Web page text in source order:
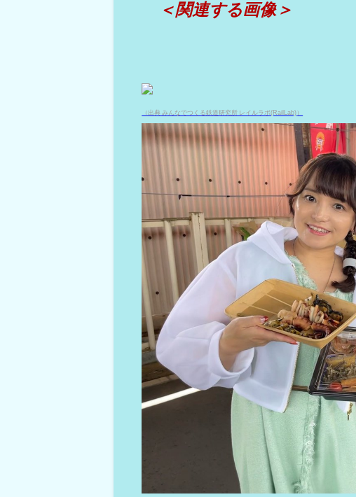
＜関連する画像＞
（出典 みんなでつくる鉄道研究所 レイルラボ(RailLab)）